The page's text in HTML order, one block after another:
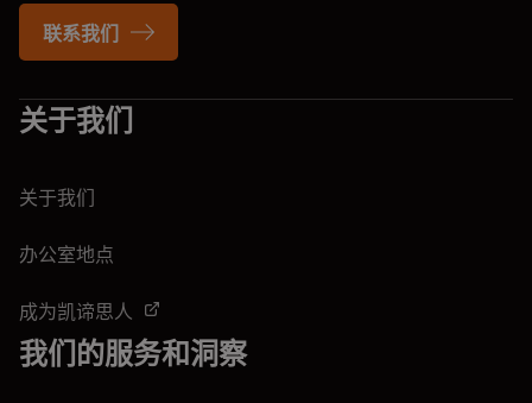
联系我们
关于我们
关于我们
办公室地点
成为凯谛思人
我们的服务和洞察